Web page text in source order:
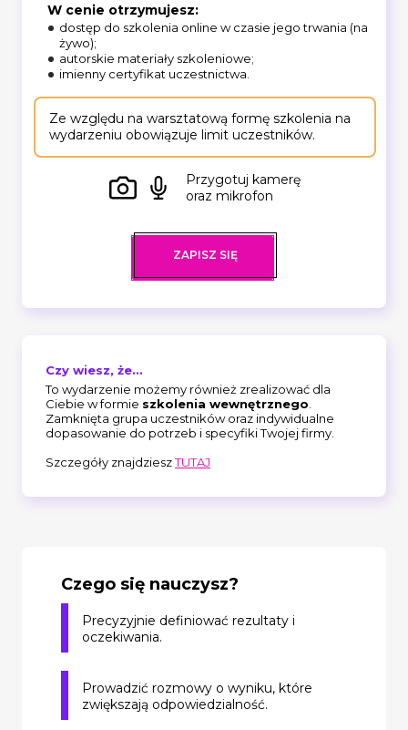
W cenie otrzymujesz:
dostęp do szkolenia online w czasie jego trwania (na
żywo);
autorskie materiały szkoleniowe;
imienny certyfikat uczestnictwa.
Ze względu na warsztatową formę szkolenia na
wydarzeniu obowiązuje limit uczestników.
Przygotuj kamerę
oraz mikrofon
ZAPISZ SIĘ
Czy wiesz, że...
To wydarzenie możemy również zrealizować dla
Ciebie w formie szkolenia wewnętrznego
Zamknięta grupa uczestników oraz indywidualne
dopasowanie do potrzeb i specyfiki Twojej firmy.
Szczegóły znajdzieszTUTAJ
Czego się nauczysz?
Precyzyjnie definiować rezultaty i
oczekiwania.
Prowadzić rozmowy o wyniku, które
zwiększają odpowiedzialność.